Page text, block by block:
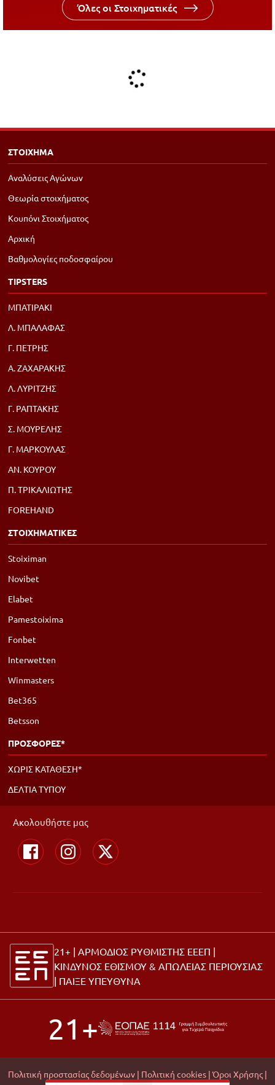
Όλες οι Στοιχηματικές
ΣΤΟΙΧΗΜΑ
Αναλύσεις Αγώνων
Θεωρία στοιχήματος
Κουπόνι Στοιχήματος
Αρχική
Βαθμολογίες ποδοσφαίρου
TIPSTERS
ΜΠΑΤΙΡΑΚΙ
Λ. ΜΠΑΛΑΦΑΣ
Γ. ΠΕΤΡΗΣ
Α. ΖΑΧΑΡΑΚΗΣ
Λ. ΛΥΡΙΤΖΗΣ
Γ. ΡΑΠΤΑΚΗΣ
Σ. ΜΟΥΡΕΛΗΣ
Γ. ΜΑΡΚΟΥΛΑΣ
ΑΝ. ΚΟΥΡΟΥ
Π. ΤΡΙΚΑΛΙΩΤΗΣ
FOREHAND
ΣΤΟΙΧΗΜΑΤΙΚΕΣ
Stoiximan
Novibet
Elabet
Pamestoixima
Fonbet
Interwetten
Winmasters
Bet365
Betsson
ΠΡΟΣΦΟΡΕΣ*
ΧΩΡΙΣ ΚΑΤΑΘΕΣΗ*
ΔΕΛΤΙΑ ΤΥΠΟΥ
Ακολουθήστε μας
21+ | ΑΡΜΟΔΙΟΣ ΡΥΘΜΙΣΤΗΣ ΕΕΕΠ |
ΚΙΝΔΥΝΟΣ ΕΘΙΣΜΟΥ & ΑΠΩΛΕΙΑΣ ΠΕΡΙΟΥΣΙΑΣ
| ΠΑΙΞΕ ΥΠΕΥΘΥΝΑ
21+
Πολιτική προστασίας δεδομένων | Πολιτική cookies | Όροι Χρήσης |